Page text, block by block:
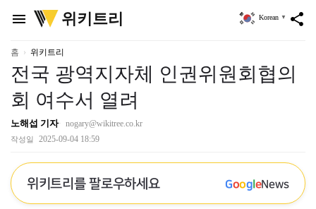
menu
위
키
리
위키트리 share
Korean ▼
홈 위키트리
전국 광역지자체 인권위원회협의
회 여수서 열려
노해섭 기자 nogary@wikitree.co.kr
작성일 2025-09-04 18:59
위키트리를 팔로우하세요 GoogleNews